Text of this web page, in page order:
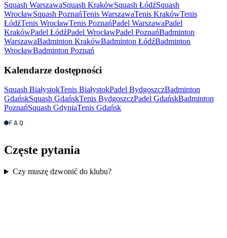
Squash WarszawaSquash KrakówSquash ŁódźSquash
WrocławSquash PoznańTenis WarszawaTenis KrakówTenis
ŁódźTenis WrocławTenis PoznańPadel WarszawaPadel
KrakówPadel ŁódźPadel WrocławPadel PoznańBadminton
WarszawaBadminton KrakówBadminton ŁódźBadminton
WrocławBadminton Poznań
Kalendarze dostępności
Squash BiałystokTenis BiałystokPadel BydgoszczBadminton
GdańskSquash GdańskTenis BydgoszczPadel GdańskBadminton
PoznańSquash GdyniaTenis Gdańsk
FAQ
Częste pytania
Czy muszę dzwonić do klubu?